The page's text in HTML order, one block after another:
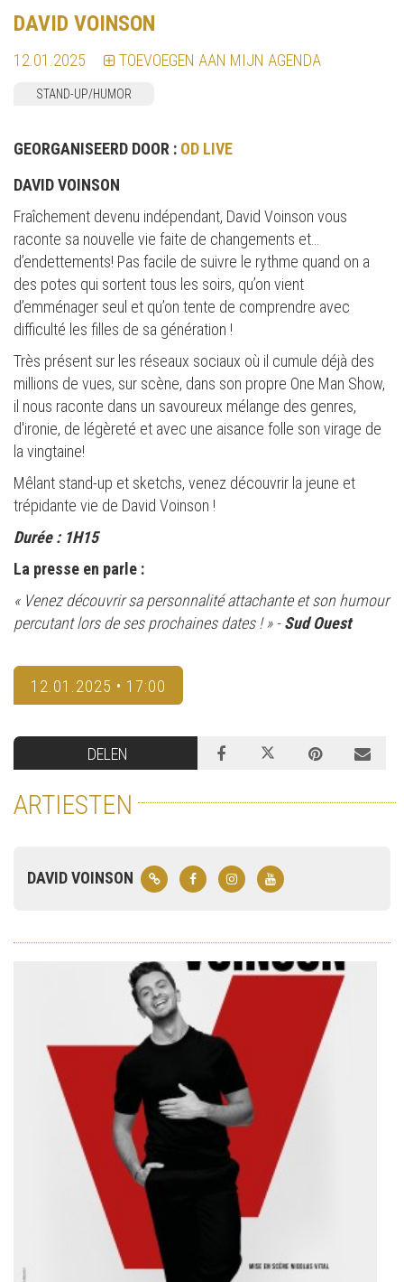
DAVID VOINSON
12.01.2025 TOEVOEGEN AAN MIJN AGENDA
STAND-UP/HUMOR
GEORGANISEERD DOOR : OD LIVE
DAVID VOINSON
Fraîchement devenu indépendant, David Voinson vous
raconte sa nouvelle vie faite de changements et…
d’endettements! Pas facile de suivre le rythme quand on a
des potes qui sortent tous les soirs, qu’on vient
d’emménager seul et qu’on tente de comprendre avec
difficulté les filles de sa génération !
Très présent sur les réseaux sociaux où il cumule déjà des
millions de vues, sur scène, dans son propre One Man Show,
il nous raconte dans un savoureux mélange des genres,
d'ironie, de légèreté et avec une aisance folle son virage de
la vingtaine!
Mêlant stand-up et sketchs, venez découvrir la jeune et
trépidante vie de David Voinson !
Durée : 1H15
La presse en parle :
« Venez découvrir sa personnalité attachante et son humour
percutant lors de ses prochaines dates ! » -Sud Ouest
12.01.2025 • 17:00
DELEN
ARTIESTEN
DAVID VOINSON